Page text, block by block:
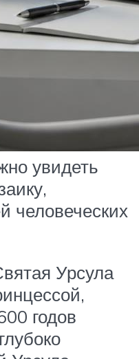
увидеть
человеческих
Урсула
годов